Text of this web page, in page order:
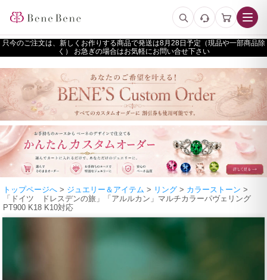
只今のご注文は、新しくお作りする商品で発送は
予定（現品や一部商品除
く） お急ぎの場合はお気軽にお問い合せ下さい
トップページへ > ジュエリー＆アイテム > リング > カラーストーン >
「ドイツ ドレスデンの旅」「アルルカン」マルチカラーパヴェリング
PT900 K18 K10対応